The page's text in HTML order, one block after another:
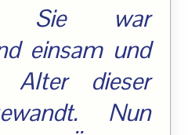
Sie war
einsam und
Alter dieser
Nun